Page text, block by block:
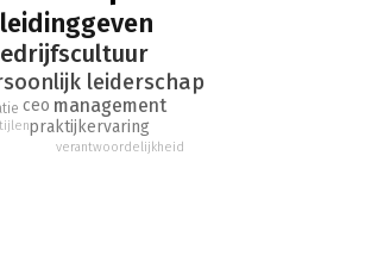
leidinggeven
leiderschap
management
praktijkervaring
ceo
verantwoordelijkheid